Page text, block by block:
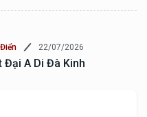
22/07/2026
Đại A Di Đà Kinh